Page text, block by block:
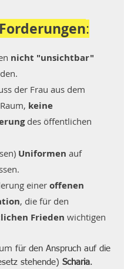
:
nicht "unsichtbar"
der Frau aus dem
keine
des öffentlichen
Uniformen auf
einer offenen
, die für den
Frieden wichtigen
für den Anspruch auf die
stehende) Scharia.